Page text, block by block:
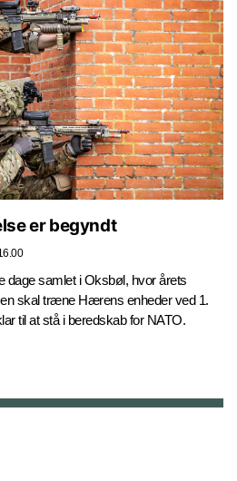
er begyndt
dage samlet i Oksbøl, hvor årets
skal træne Hærens enheder ved 1.
til at stå i beredskab for NATO.